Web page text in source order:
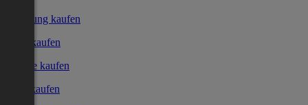
Wohnung kaufen
Haus kaufen
Garage kaufen
Büro kaufen